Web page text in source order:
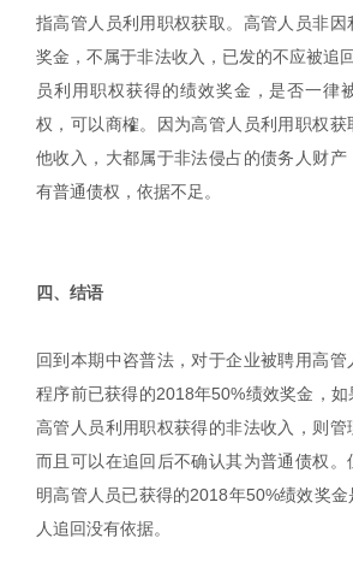
指高管人员利用职权获取。高管人员非因
奖金，不属于非法收入，已发的不应被追
员利用职权获得的绩效奖金，是否一律
权，可以商榷。因为高管人员利用职权
他收入，大都属于非法侵占的债务人财
有普通债权，依据不足。
四、结语
回到本期中咨普法，对于企业被聘用高
程序前已获得的2018年50%绩效奖金，
高管人员利用职权获得的非法收入，则管
而且可以在追回后不确认其为普通债权。
明高管人员已获得的2018年50%绩效奖
人追回没有依据。